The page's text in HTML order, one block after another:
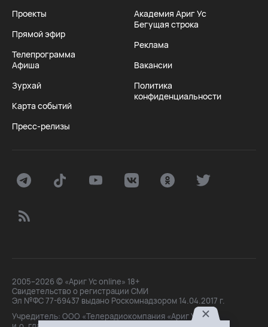
Проекты
Прямой эфир
Телепрограмма
Афиша
Зурхай
Карта событий
Пресс-релизы
Академия Ариг Ус
Бегущая строка
Реклама
Вакансии
Политика
конфиденциальности
2005–2026 © «Ариг Ус online» 18+
Свидетельство о регистрации СМИ
Эл №ФС 77-69437 выдано Роскомнадзором 14.04.2017 г.
Учредитель: ООО «Телерадиокомпания «Ариг Ус»,